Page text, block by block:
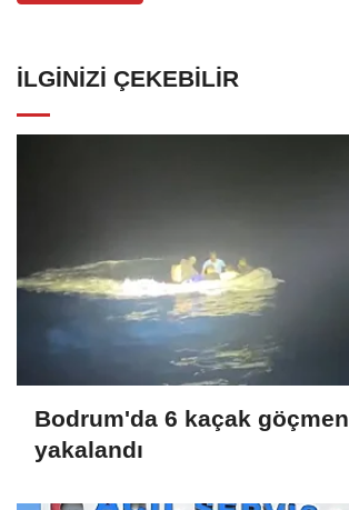
İLGINIZI ÇEKEBILIR
Bodrum'da 6 kaçak göçmen
yakalandı